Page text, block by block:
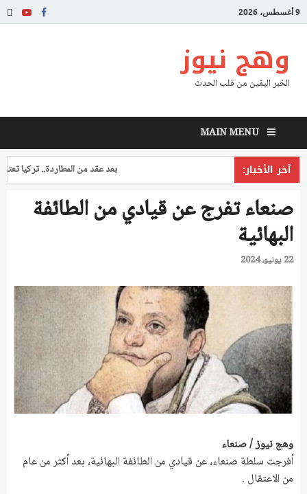
9 أغسطس، 2026
وهج نيوز
الخبر اليقين من قلب الحدث
MAIN MENU
آخر الأخبار: بعد عقد من المطاردة.. تركيا تعتقل
صنعاء تفرج عن قيادي من الطائفة
البهائية
22 يونيو، 2024
وهج نيوز / صنعاء
أفرجت سلطة صنعاء، عن قيادي من الطائفة البهائية، بعد أكثر من عام
من الاعتقال .